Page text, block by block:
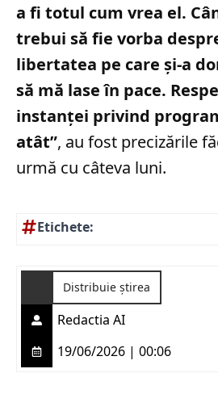
a fi totul cum vrea el.
trebui să fie vorba
libertatea pe care și-a
să mă lase în pace.
instanței privind
atât”, au fost precizările
urmă cu câteva luni.
Etichete:
Distribuie știrea
Redactia AI
19/06/2026 | 00:06